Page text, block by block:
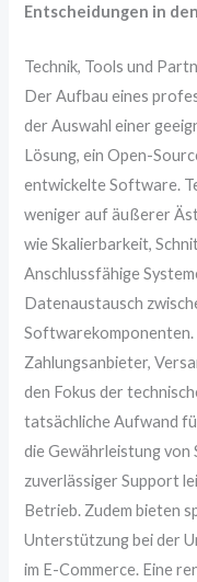
Entscheidungen in
Technik, Tools und
Der Aufbau eines
der Auswahl einer
Lösung, ein Open-
entwickelte Software.
weniger auf äußerer
wie Skalierbarkeit,
Anschlussfähige
Datenaustausch
Softwarekomponenten.
Zahlungsanbieter,
den Fokus der
tatsächliche Aufwand
die Gewährleistung
zuverlässiger Support
Betrieb. Zudem bieten
Unterstützung bei der
im E-Commerce. Eine